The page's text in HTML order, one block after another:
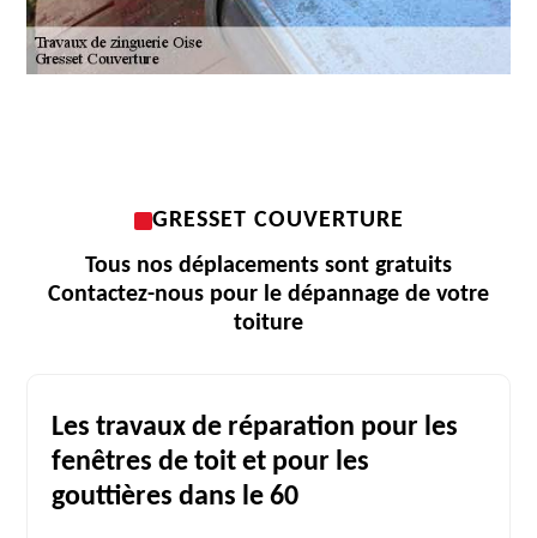
GRESSET COUVERTURE
Tous nos déplacements sont gratuits
Contactez-nous pour le dépannage de votre
toiture
Les travaux de réparation pour les
fenêtres de toit et pour les
gouttières dans le 60